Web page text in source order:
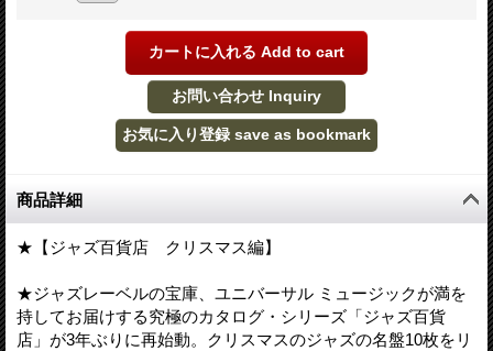
商品詳細
★【ジャズ百貨店 クリスマス編】
★ジャズレーベルの宝庫、ユニバーサル ミュージックが満を
持してお届けする究極のカタログ・シリーズ「ジャズ百貨
店」が3年ぶりに再始動。クリスマスのジャズの名盤10枚をリ